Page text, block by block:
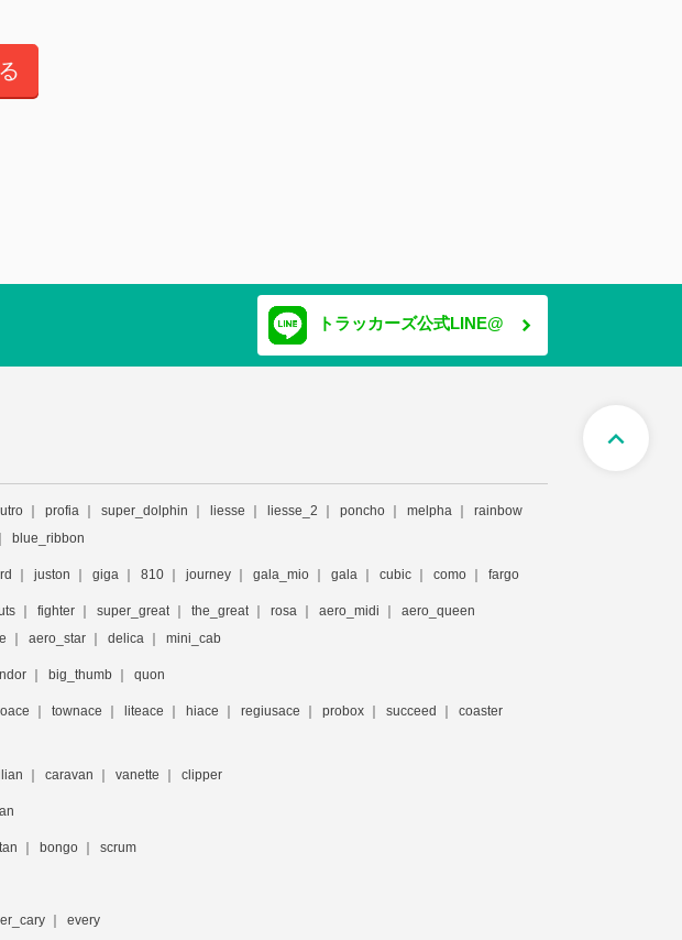
expand_less
トラッカーズ公式LINE@
profia super_dolphin liesse liesse_2 poncho melpha
rainbow
blue_ribbon
juston giga 810 journey gala_mio gala cubic como fargo
fighter super_great the_great rosa aero_midi
aero_queen
aero_star delica mini_cab
big_thumb quon
townace liteace hiace regiusace probox succeed
coaster
caravan vanette clipper
bongo scrum
every